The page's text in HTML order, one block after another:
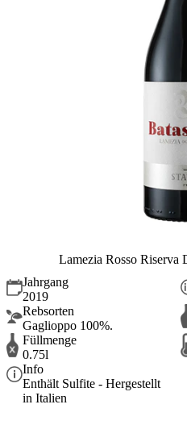
Lamezia Rosso Riserva
Jahrgang
2019
Rebsorten
Gaglioppo 100%.
Füllmenge
0.75l
Info
Enthält Sulfite - Hergestellt
in Italien